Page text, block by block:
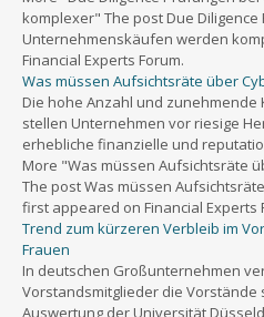
Unternehmenskäufen werden
Financial Experts Forum.
Was müssen Aufsichtsräte über
Die hohe Anzahl und zunehmende
stellen Unternehmen vor riesige
erhebliche finanzielle und
More "Was müssen Aufsichtsräte
The post Was müssen
first appeared on Financial Experts
Trend zum kürzeren Verbleib im
Frauen
In deutschen Großunternehmen
Vorstandsmitglieder die Vorstände
Auswertung der Universität
Allgemeine … Read More "Trend